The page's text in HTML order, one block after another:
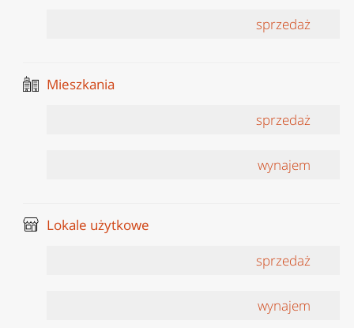
sprzedaż
Mieszkania
sprzedaż
wynajem
Lokale użytkowe
sprzedaż
wynajem